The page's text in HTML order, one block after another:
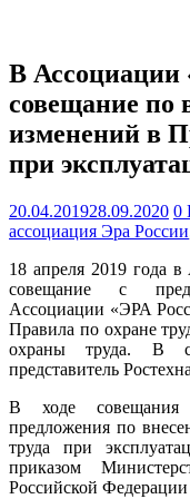
В Ассоциации
совещание по
изменений в
при
20.04.201928.09.2020 0
ассоциация Эра России
18 апреля 2019 года
совещание с
Ассоциации «ЭРА
Правила по охране
охраны труда. В
представитель
В ходе совещания
предложения по
труда при
приказом
Российской